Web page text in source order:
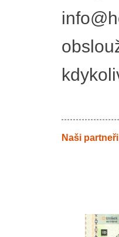
Naši partneři